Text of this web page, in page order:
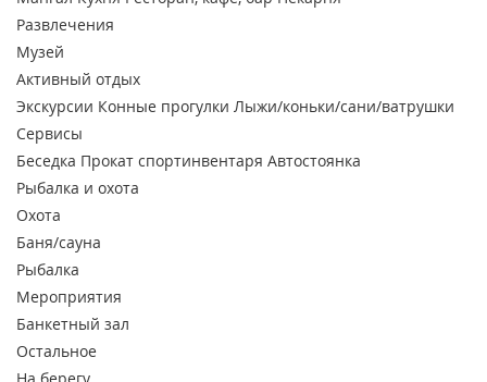
Развлечения
Музей
Активный отдых
Экскурсии Конные прогулки Лыжи/коньки/сани/ватрушки
Сервисы
Беседка Прокат спортинвентаря Автостоянка
Рыбалка и охота
Охота
Баня/сауна
Рыбалка
Мероприятия
Банкетный зал
Остальное
На берегу